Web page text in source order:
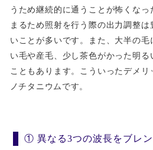
うため継続的に通うことが怖くな
まるため照射を行う際の出力調整
いことが多いです。また、大半の
い毛や産毛、少し茶色がかった明
こともあります。こういったデメリ
ノチタニウムです。
① 異なる3つの波長をブレ